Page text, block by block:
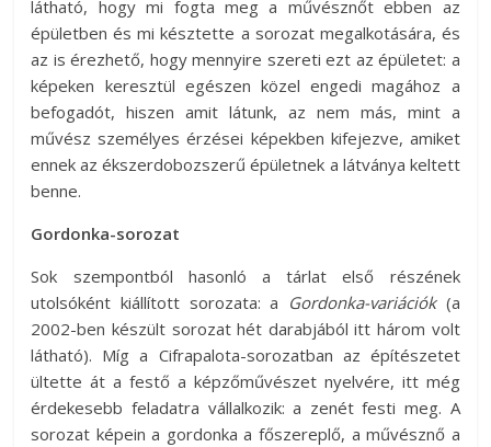
látható, hogy mi fogta meg a művésznőt ebben az
épületben és mi késztette a sorozat megalkotására, és
az is érezhető, hogy mennyire szereti ezt az épületet: a
képeken keresztül egészen közel engedi magához a
befogadót, hiszen amit látunk, az nem más, mint a
művész személyes érzései képekben kifejezve, amiket
ennek az ékszerdobozszerű épületnek a látványa keltett
benne.
Gordonka-sorozat
Sok szempontból hasonló a tárlat első részének
utolsóként kiállított sorozata: a Gordonka-variációk (a
2002-ben készült sorozat hét darabjából itt három volt
látható). Míg a Cifrapalota-sorozatban az építészetet
ültette át a festő a képzőművészet nyelvére, itt még
érdekesebb feladatra vállalkozik: a zenét festi meg. A
sorozat képein a gordonka a főszereplő, a művésznő a